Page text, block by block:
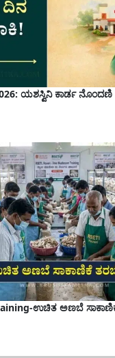
ಯಶಸ್ವಿನಿ ಕಾರ್ಡ
ಉಚಿತ ಅಣಬೆ